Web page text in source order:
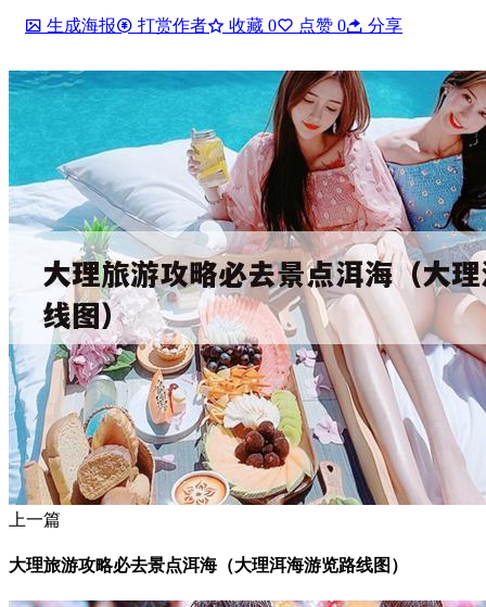
生成海报 打赏作者 收藏 0 点赞 0 分享
上一篇
大理旅游攻略必去景点洱海（大理洱海游览路线图）